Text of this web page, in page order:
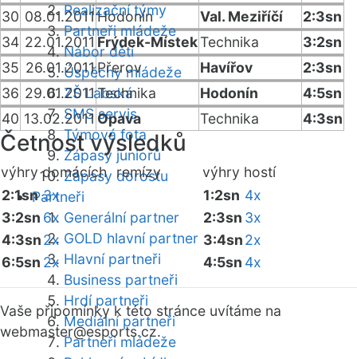
Realizační týmy
Partneři mládeže
Nábor dětí
Úspěchy mládeže
ZŠ Labská
SMS servis
Týmová fota
Zápasy juniorů
Zápasy dorostu
Partneři
Generální partner
GOLD hlavní partner
Hlavní partneři
Business partneři
Hrdí partneři
Mediální partneři
Partneři mládeže
30 08.01.2011Hodonín Val. Meziříčí
2:3sn
34 22.01.2011 Frýdek-MístekTechnika
3:2sn
35 26.01.2011Přerov Havířov
2:3sn
36 29.01.2011Technika Hodonín
4:5sn
40 13.02.2011 Opava Technika 4:3sn
Četnost výsledků
výhry domácích remízy výhry hostí
2:1sn 3x
3:2sn 6x
4:3sn2x
6:5sn 2x
1:2sn 4x
2:3sn 3x
3:4sn2x
4:5sn 4x
Vaše připomínky k této stránce uvítáme na
webmaster@esports.cz.